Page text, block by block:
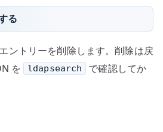
る
ントリーを削除します。削除は戻
を
ldapsearch
で確認してか